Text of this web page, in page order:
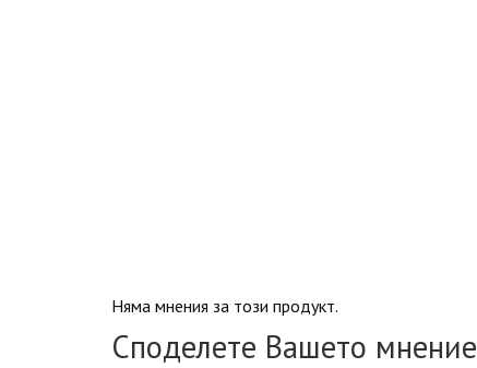
Няма мнения за този продукт.
Споделете Вашето мнение